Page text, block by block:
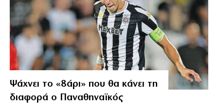
Ψάχνει το «8άρι» που θα κάνει τη
διαφορά ο Παναθηναϊκός